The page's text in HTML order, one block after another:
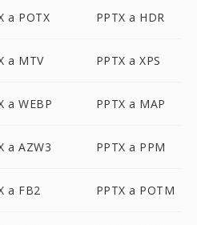
a POTX PPTX a HDR
a MTV PPTX a XPS
a WEBP PPTX a MAP
a AZW3 PPTX a PPM
a FB2 PPTX a POTM